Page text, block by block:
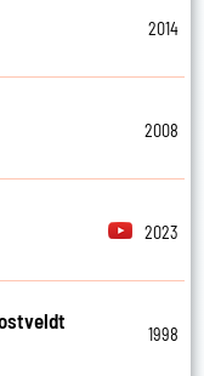
2014
2008
2023
1998